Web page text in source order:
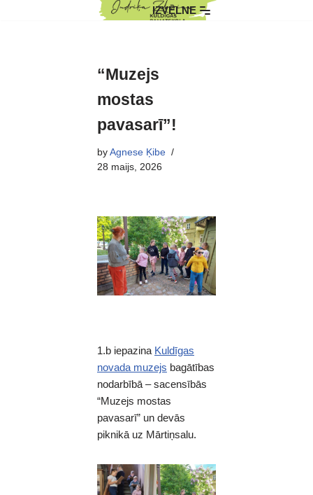
IZVĒLNE
“Muzejs
mostas
pavasarī”!
by Agnese Ķibe
28 maijs, 2026
1.b iepazina Kuldīgas
novada muzejs bagātības
nodarbībā – sacensībās
“Muzejs mostas
pavasarī” un devās
piknikā uz Mārtiņsalu.